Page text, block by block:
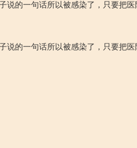
说的一句话所以被感染了，只要把
说的一句话所以被感染了，只要把